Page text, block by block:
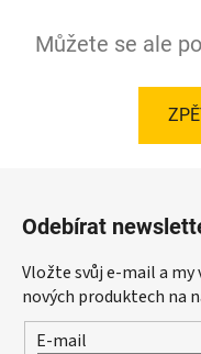
Můžete se ale
Odebírat
Vložte svůj e-mail a
nových produktech na
E-mail